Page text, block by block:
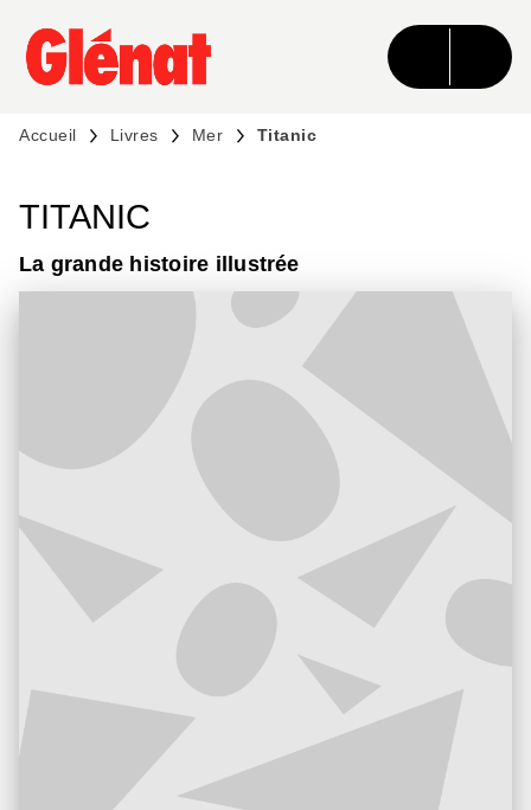
MENU RECHERCHE CONTENU
PIED DE PAGE
Accueil Livres Mer Titanic
TITANIC
La grande histoire illustrée